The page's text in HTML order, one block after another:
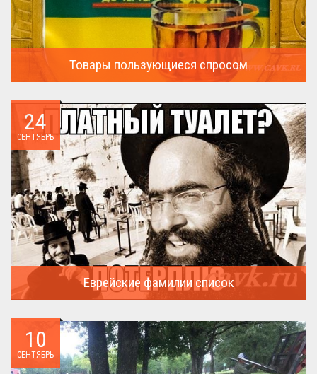
Товары пользующиеся спросом
24
СЕНТЯБРЬ
Еврейские фамилии список
10
СЕНТЯБРЬ